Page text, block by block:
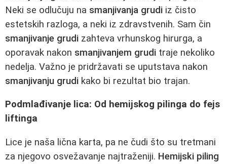
Neki se odlučuju na smanjivanja grudi iz čisto
estetskih razloga, a neki iz zdravstvenih. Sam čin
smanjivanje grudi zahteva vrhunskog hirurga, a
oporavak nakon smanjivanjem grudi traje nekoliko
nedelja. Važno je pridržavati se uputstava nakon
smanjivanju grudi kako bi rezultat bio trajan.
Podmlađivanje lica: Od hemijskog pilinga do fejs
liftinga
Lice je naša lična karta, pa ne čudi što su tretmani
za njegovo osvežavanje najtraženiji. Hemijski piling